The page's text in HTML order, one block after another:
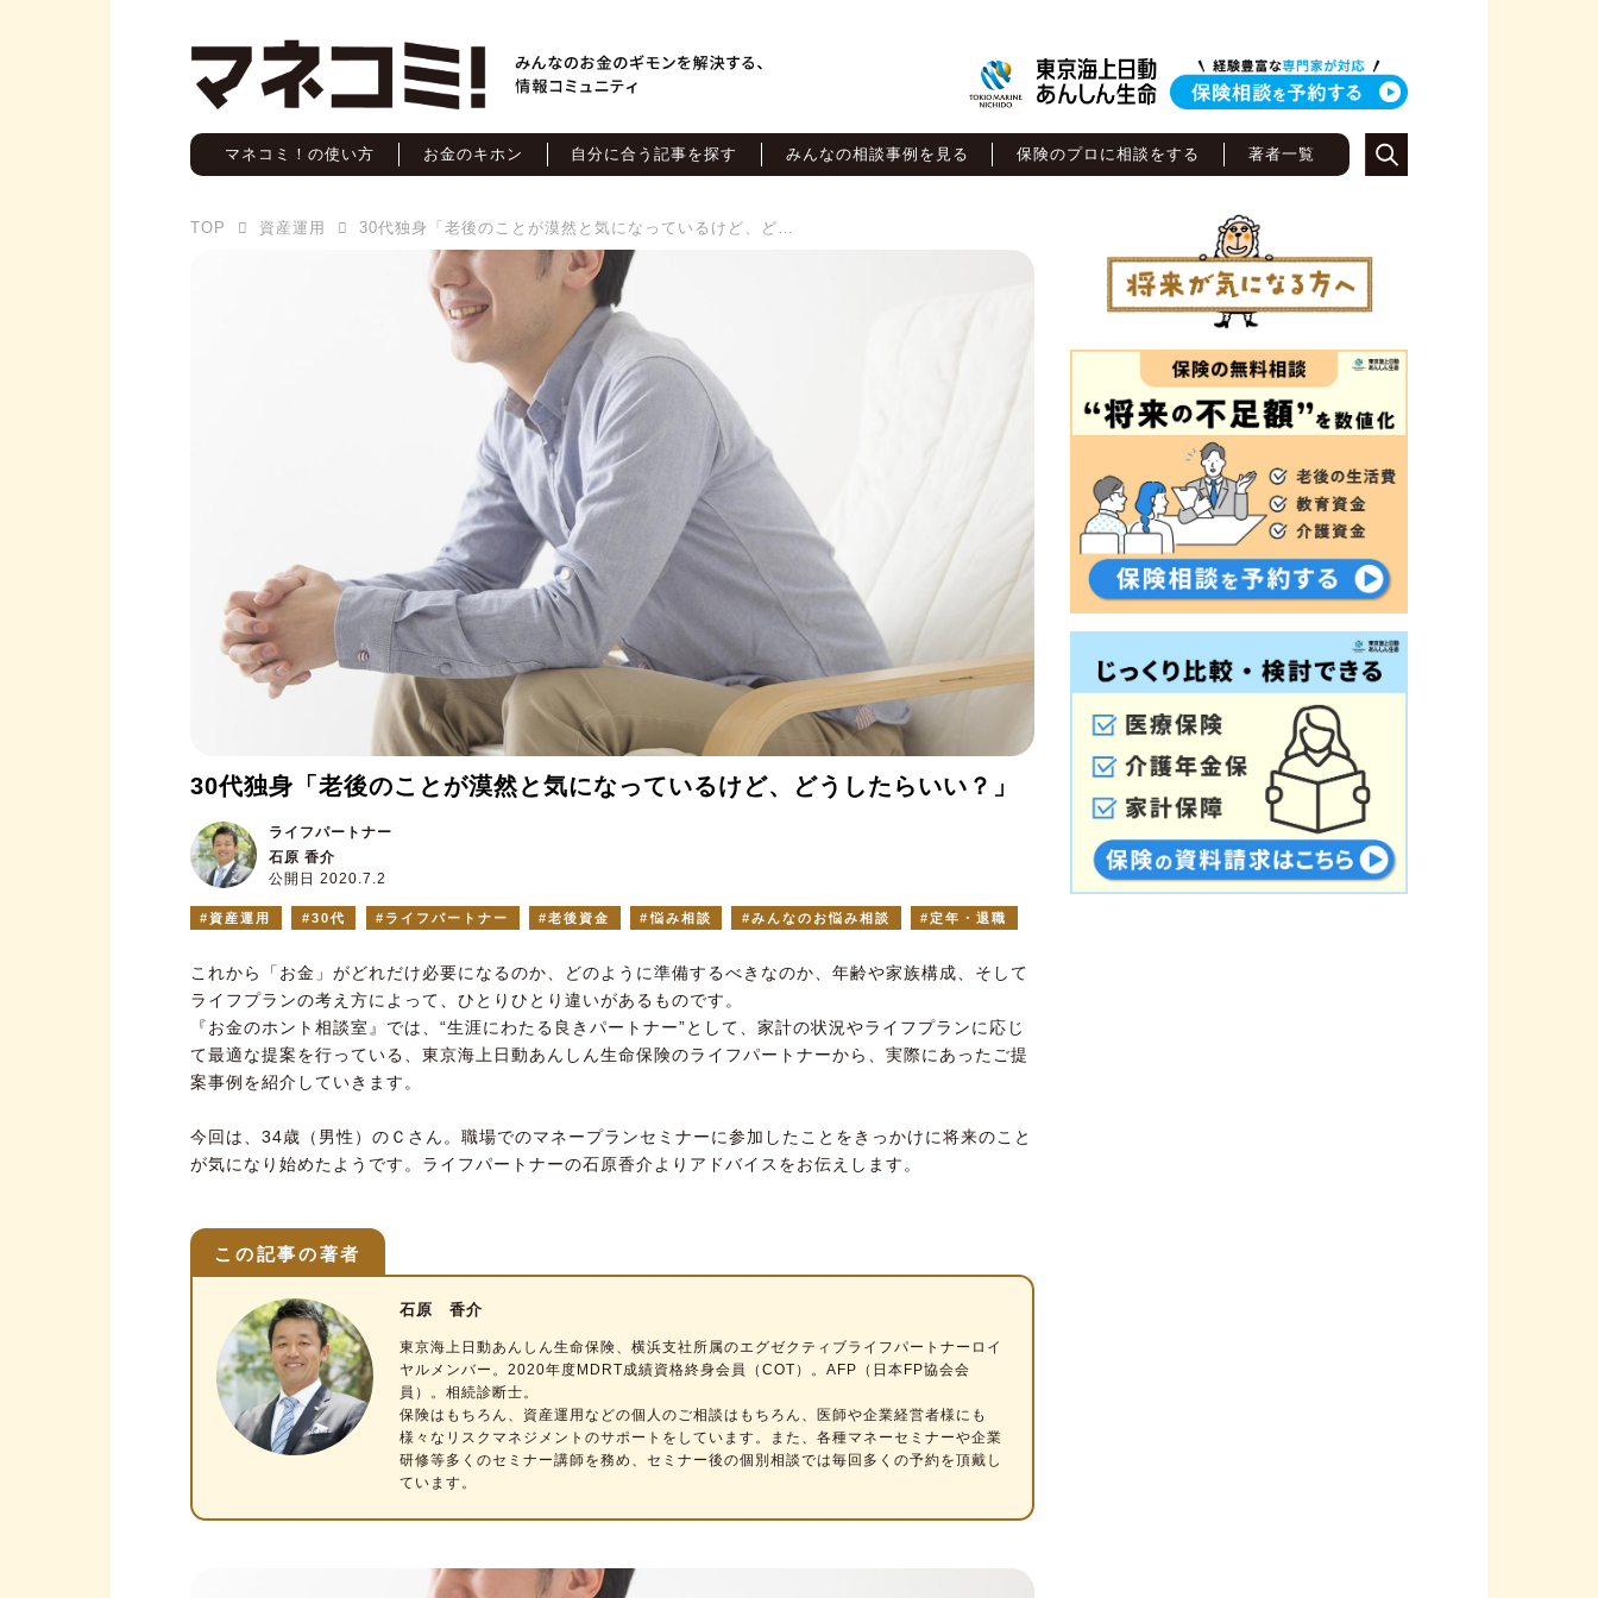
マネコミ！の使い方 お金のキホン 自分に合う記事を探す みんなの相談事例を見る 保険のプロに相談をする 著者一覧
TOP 資産運用 30代独身「老後のことが漠然と気になっているけど、どうしたらいい？」
30代独身「老後のことが漠然と気になっているけど、どうしたらいい？」
公開日 2020.7.2
ライフパートナー
石原 香介
資産運用 30代 ライフパートナー 老後資金 悩み相談 みんなのお悩み相談 定年・退職
これから「お金」がどれだけ必要になるのか、どのように準備するべきなのか、年齢や家族構成、そして
ライフプランの考え方によって、ひとりひとり違いがあるものです。
『お金のホント相談室』では、“生涯にわたる良きパートナー”として、家計の状況やライフプランに応じ
て最適な提案を行っている、東京海上日動あんしん生命保険のライフパートナーから、実際にあったご提
案事例を紹介していきます。
今回は、34歳（男性）のＣさん。職場でのマネープランセミナーに参加したことをきっかけに将来のこと
が気になり始めたようです。 ライフパートナーの石原香介よりアドバイスをお伝えします。
この記事の著者
石原 香介
東京海上日動あんしん生命保険、横浜支社所属のエグゼクティブライフパートナーロイ
ヤルメンバー。2020年度MDRT成績資格終身会員（COT）。AFP（日本FP協会会
員）。相続診断士。
保険はもちろん、資産運用などの個人のご相談はもちろん、医師や企業経営者様にも
様々なリスクマネジメントのサポートをしています。また、各種マネーセミナーや企業
研修等多くのセミナー講師を務め、セミナー後の個別相談では毎回多くの予約を頂戴し
ています。